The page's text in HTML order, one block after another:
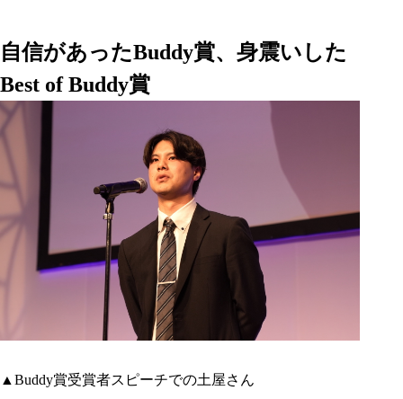
自信があったBuddy賞、身震いした
Best of Buddy賞
▲Buddy賞受賞者スピーチでの土屋さん